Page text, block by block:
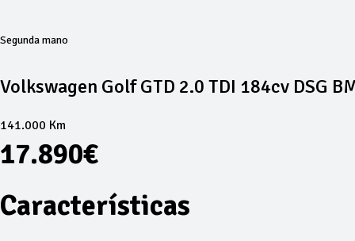
Segunda mano
Volkswagen Golf GTD 2.0 TDI 184cv DSG
141.000 Km
17.890€
Características